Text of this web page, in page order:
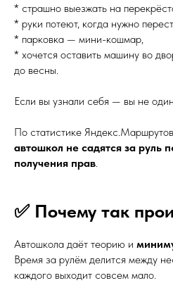
* страшно выезжать на
* руки потеют, когда нужно
* парковка — мини-кошмар,
* хочется оставить машину во
до весны.
Если вы узнали себя — вы не
По статистике
автошкол не садятся за руль
получения прав.
✅ Почему так
Автошкола даёт теорию и
Время за рулём делится между
каждого выходит совсем мало.